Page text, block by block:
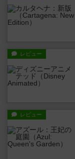
レビュー
レビュー